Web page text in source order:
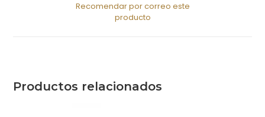
Recomendar por correo este
producto
Productos relacionados